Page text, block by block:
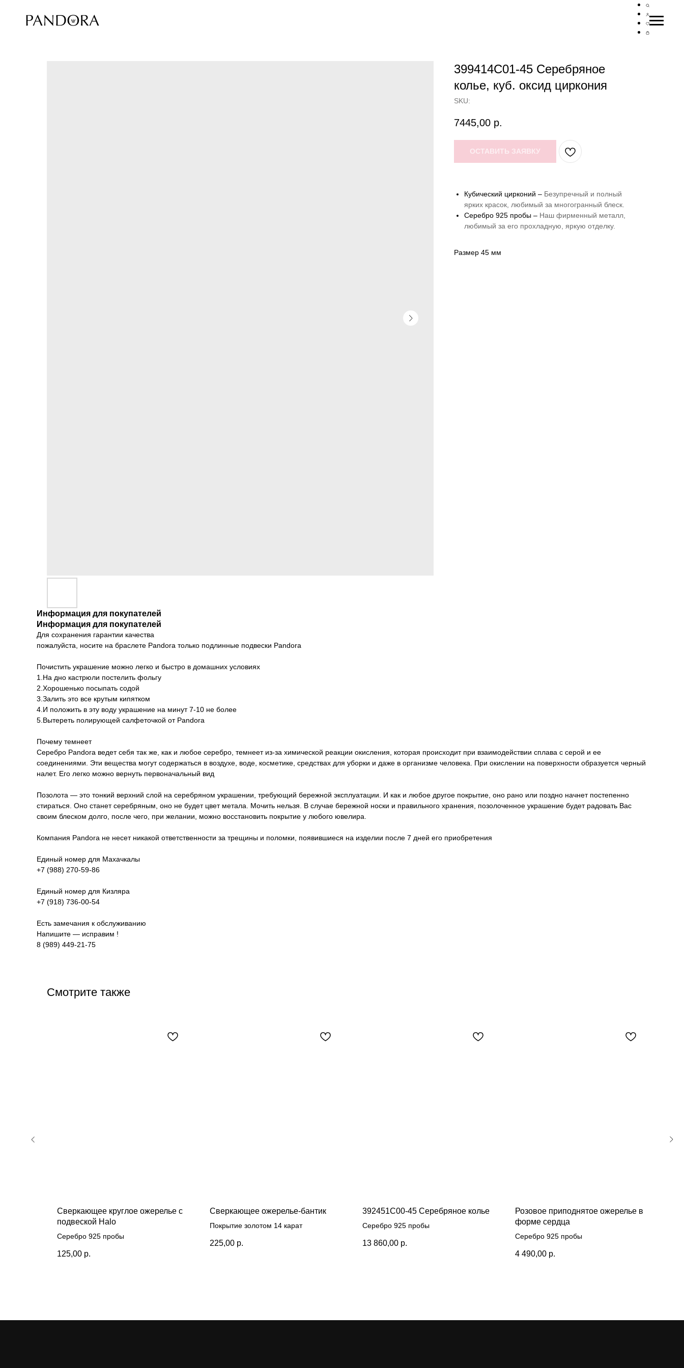
399414C01-45 Серебряное
колье, куб. оксид циркония
SKU:
7445,00 р.
ОСТАВИТЬ ЗАЯВКУ
Кубический цирконий – Безупречный и полный
ярких красок, любимый за многогранный блеск.
Серебро 925 пробы – Наш фирменный металл,
любимый за его прохладную, яркую отделку.
Размер 45 мм
Информация для покупателей
Информация для покупателей
Для сохранения гарантии качества
пожалуйста, носите на браслете Pandora только подлинные подвески Pandora
Почистить украшение можно легко и быстро в домашних условиях
1.На дно кастрюли постелить фольгу
2.Хорошенько посыпать содой
3.Залить это все крутым кипятком
4.И положить в эту воду украшение на минут 7-10 не более
5.Вытереть полирующей салфеточкой от Pandora
Почему темнеет
Серебро Pandora ведет себя так же, как и любое серебро, темнеет из-за химической реакции окисления, которая происходит при взаимодействии сплава с серой и ее
соединениями. Эти вещества могут содержаться в воздухе, воде, косметике, средствах для уборки и даже в организме человека. При окислении на поверхности образуется черный
налет. Его легко можно вернуть первоначальный вид
Позолота — это тонкий верхний слой на серебряном украшении, требующий бережной эксплуатации. И как и любое другое покрытие, оно рано или поздно начнет постепенно
стираться. Оно станет серебряным, оно не будет цвет метала. Мочить нельзя. В случае бережной носки и правильного хранения, позолоченное украшение будет радовать Вас
своим блеском долго, после чего, при желании, можно восстановить покрытие у любого ювелира.
Компания Pandora не несет никакой ответственности за трещины и поломки, появившиеся на изделии после 7 дней его приобретения
Единый номер для Махачкалы
+7 (988) 270-59-86
Единый номер для Кизляра
+7 (918) 736-00-54
Есть замечания к обслуживанию
Напишите — исправим !
8 (989) 449-21-75
Смотрите также
Сверкающее круглое ожерелье с
подвеской Halo
Серебро 925 пробы
125,00 р.
Сверкающее ожерелье-бантик
Покрытие золотом 14 карат
225,00 р.
392451C00-45 Серебряное колье
Серебро 925 пробы
13 860,00 р.
Розовое приподнятое ожерелье в
форме сердца
Серебро 925 пробы
4 490,00 р.